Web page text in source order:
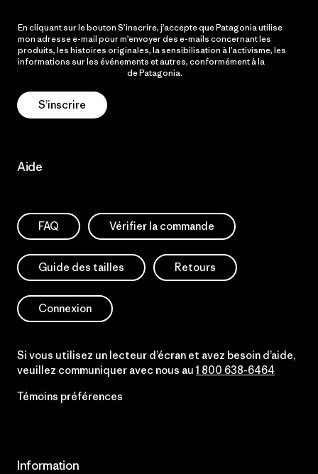
En cliquant sur le bouton S’inscrire, j’accepte que Patagonia utilise
mon adresse e-mail pour m’envoyer des e-mails concernant les
produits, les histoires originales, la sensibilisation à l’activisme, les
informations sur les événements et autres, conformément à la
de Patagonia.
S’inscrire
Aide
FAQ Vérifier la commande
Guide des tailles Retours
Connexion
Si vous utilisez un lecteur d’écran et avez besoin d’aide,
veuillez communiquer avec nous au 1 800 638-6464
Témoins préférences
Information